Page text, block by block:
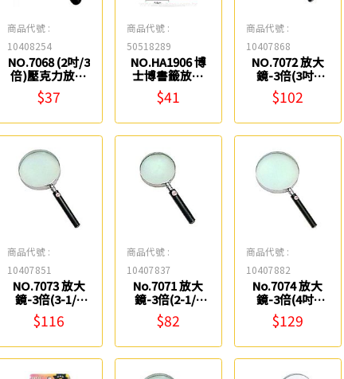
商品代號 :
10408254
NO.7068 (2吋/3
倍)壓克力放大
鏡 Life
$37
商品代號 :
50518289
NO.HA1906 博
士博書籤放大
鏡 W.I.P
$41
商品代號 :
10407868
NO.7072 放大
鏡-3倍(3吋)
Life
$102
商品代號 :
10407851
NO.7073 放大
鏡-3倍(3-1/2
吋) Life
$116
商品代號 :
10407837
No.7071 放大
鏡-3倍(2-1/2
吋) Life
$82
商品代號 :
10407882
No.7074 放大
鏡-3倍(4吋)
Life
$129